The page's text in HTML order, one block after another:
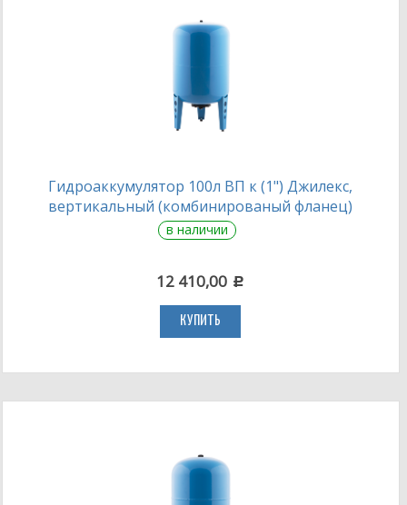
Гидроаккумулятор 100л ВП к (1") Джилекс,
вертикальный (комбинированый фланец)
в наличии
12 410,00 c
КУПИТЬ